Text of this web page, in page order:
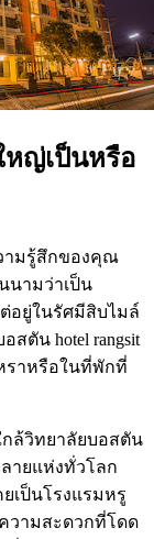
หญ่เป็นหรือ
ามรู้สึกของคุณ
นามว่าเป็น
อยู่ในรัศมีสิบไมล์
ตัน hotel rangsit
ราหรือในที่พักที่
กล้วิทยาลัยบอสตัน
ายแห่งทั่วโลก
เป็นโรงแรมหรู
วามสะดวกที่โดด